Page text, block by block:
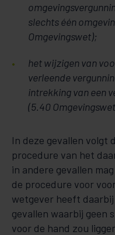
slechts één
Omgevingswet);
het wijzigen van
verleende
intrekking van een
(5.40
In deze gevallen volgt
procedure van het
in andere gevallen
de procedure voor
wetgever heeft
gevallen waarbij geen
voor de hand zou